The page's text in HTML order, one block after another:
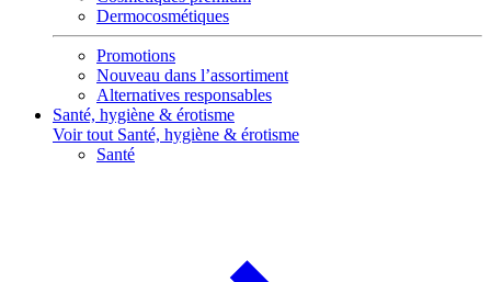
Dermocosmétiques
Promotions
Nouveau dans l’assortiment
Alternatives responsables
Santé, hygiène & érotisme
Voir tout Santé, hygiène & érotisme
Santé